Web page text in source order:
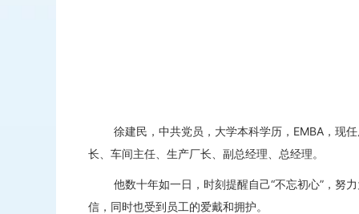
徐建民，中共党员，大学本科学历，EMBA，现任
长、车间主任、生产厂长、副总经理、总经理。
他数十年如一日，时刻提醒自己“不忘初心”，努力
信，同时也受到员工的爱戴和拥护。